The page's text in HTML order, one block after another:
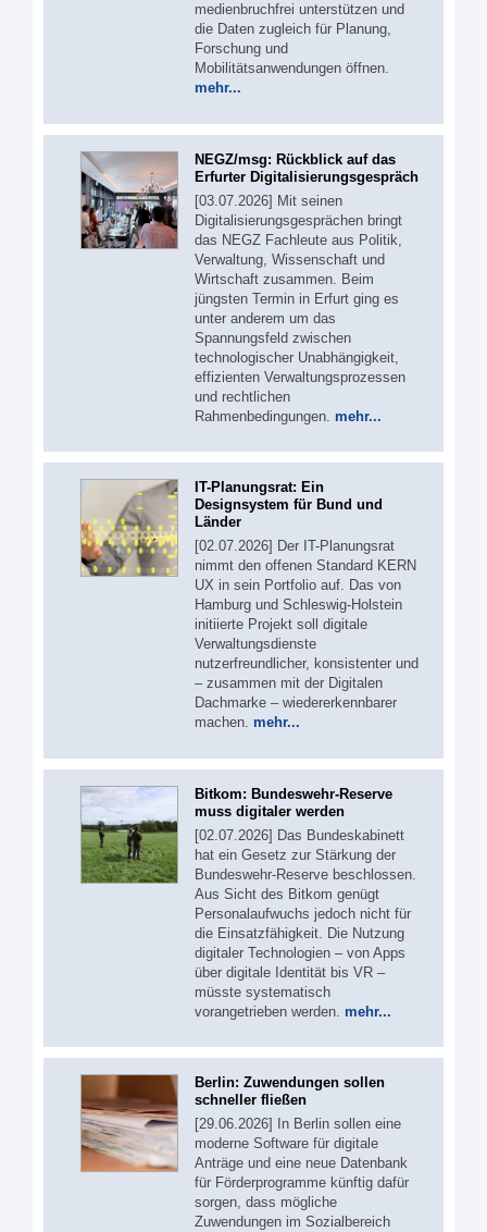
medienbruchfrei unterstützen und
die Daten zugleich für Planung,
Forschung und
Mobilitätsanwendungen öffnen.
mehr...
NEGZ/msg: Rückblick auf das
Erfurter Digitalisierungsgespräch
[03.07.2026] Mit seinen
Digitalisierungsgesprächen bringt
das NEGZ Fachleute aus Politik,
Verwaltung, Wissenschaft und
Wirtschaft zusammen. Beim
jüngsten Termin in Erfurt ging es
unter anderem um das
Spannungsfeld zwischen
technologischer Unabhängigkeit,
effizienten Verwaltungsprozessen
und rechtlichen
Rahmenbedingungen. mehr...
IT-Planungsrat: Ein
Designsystem für Bund und
Länder
[02.07.2026] Der IT-Planungsrat
nimmt den offenen Standard KERN
UX in sein Portfolio auf. Das von
Hamburg und Schleswig-Holstein
initiierte Projekt soll digitale
Verwaltungsdienste
nutzerfreundlicher, konsistenter und
– zusammen mit der Digitalen
Dachmarke – wiedererkennbarer
machen. mehr...
Bitkom: Bundeswehr-Reserve
muss digitaler werden
[02.07.2026] Das Bundeskabinett
hat ein Gesetz zur Stärkung der
Bundeswehr-Reserve beschlossen.
Aus Sicht des Bitkom genügt
Personalaufwuchs jedoch nicht für
die Einsatzfähigkeit. Die Nutzung
digitaler Technologien – von Apps
über digitale Identität bis VR –
müsste systematisch
vorangetrieben werden. mehr...
Berlin: Zuwendungen sollen
schneller fließen
[29.06.2026] In Berlin sollen eine
moderne Software für digitale
Anträge und eine neue Datenbank
für Förderprogramme künftig dafür
sorgen, dass mögliche
Zuwendungen im Sozialbereich